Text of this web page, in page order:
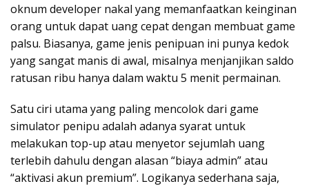
oknum developer nakal yang memanfaatkan keinginan
orang untuk dapat uang cepat dengan membuat game
palsu. Biasanya, game jenis penipuan ini punya kedok
yang sangat manis di awal, misalnya menjanjikan saldo
ratusan ribu hanya dalam waktu 5 menit permainan.
Satu ciri utama yang paling mencolok dari game
simulator penipu adalah adanya syarat untuk
melakukan top-up atau menyetor sejumlah uang
terlebih dahulu dengan alasan “biaya admin” atau
“aktivasi akun premium”. Logikanya sederhana saja,